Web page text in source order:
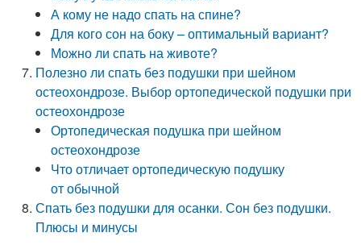
А кому не надо спать на спине?
Для кого сон на боку – оптимальный вариант?
Можно ли спать на животе?
Полезно ли спать без подушки при шейном
остеохондрозе. Выбор ортопедической подушки при
остеохондрозе
Ортопедическая подушка при шейном
остеохондрозе
Что отличает ортопедическую подушку
от обычной
Спать без подушки для осанки. Сон без подушки.
Плюсы и минусы